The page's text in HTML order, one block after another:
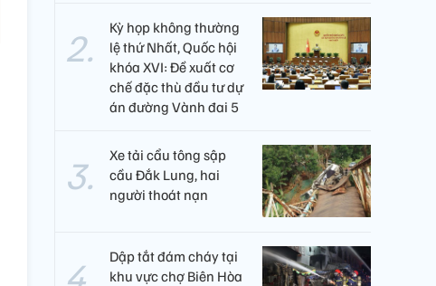
Kỳ họp không thường
lệ thứ Nhất, Quốc hội
khóa XVI: Đề xuất cơ
chế đặc thù đầu tư dự
án đường Vành đai 5
Xe tải cẩu tông sập
cầu Đắk Lung, hai
người thoát nạn
Dập tắt đám cháy tại
khu vực chợ Biên Hòa